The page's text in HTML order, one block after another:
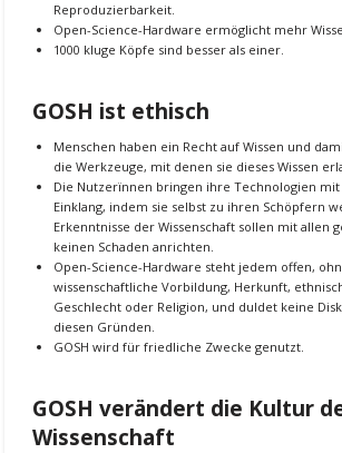
Reproduzierbarkeit.
Open-Science-Hardware ermöglicht mehr
1000 kluge Köpfe sind besser als einer.
GOSH ist ethisch
Menschen haben ein Recht auf Wissen und
die Werkzeuge, mit denen sie dieses Wissen
Die Nutzerïnnen bringen ihre Technologien
Einklang, indem sie selbst zu ihren Schöpfern
Erkenntnisse der Wissenschaft sollen mit allen
keinen Schaden anrichten.
Open-Science-Hardware steht jedem offen,
wissenschaftliche Vorbildung, Herkunft,
Geschlecht oder Religion, und duldet keine
diesen Gründen.
GOSH wird für friedliche Zwecke genutzt.
GOSH verändert die Kultur
Wissenschaft